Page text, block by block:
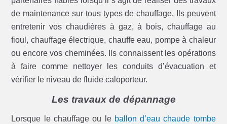
de maintenance sur tous types de chauffage. Ils peuvent
entretenir vos chaudières à gaz, à bois, chauffage au
fioul, chauffage électrique, chauffe eau, pompe à chaleur
ou encore vos cheminées. Ils connaissent les opérations
à faire comme nettoyer les conduits d’évacuation et
vérifier le niveau de fluide caloporteur.
Les travaux de dépannage
Lorsque le chauffage ou le ballon d’eau chaude tombe